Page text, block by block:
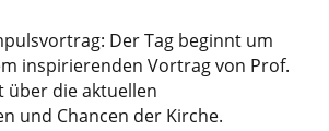
Der Tag beginnt um
inspirierenden Vortrag von Prof.
über die aktuellen
und Chancen der Kirche.